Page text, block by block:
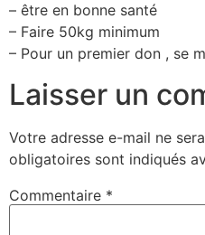
– être en bonne santé
– Faire 50kg minimum
– Pour un premier don , se
Laisser un
Votre adresse e-mail ne
obligatoires sont indiqués
Commentaire *